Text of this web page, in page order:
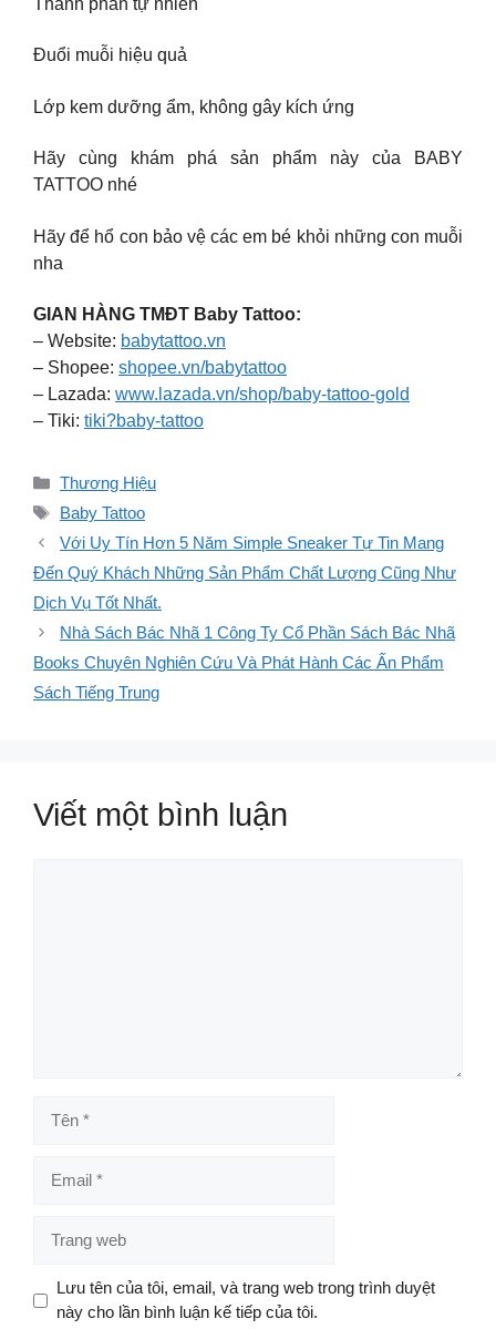
Thành phần tự nhiên
Đuổi muỗi hiệu quả
Lớp kem dưỡng ẩm, không gây kích ứng
Hãy cùng khám phá sản phẩm này của BABY
TATTOO nhé
Hãy để hổ con bảo vệ các em bé khỏi những con muỗi
nha
GIAN HÀNG TMĐT Baby Tattoo:
– Website: babytattoo.vn
– Shopee: shopee.vn/babytattoo
– Lazada: www.lazada.vn/shop/baby-tattoo-gold
– Tiki: tiki?baby-tattoo
Danh
mục
Thương Hiệu
Thẻ
Baby Tattoo
Với Uy Tín Hơn 5 Năm Simple Sneaker Tự Tin Mang
Đến Quý Khách Những Sản Phẩm Chất Lượng Cũng Như
Dịch Vụ Tốt Nhất.
Nhà Sách Bác Nhã 1 Công Ty Cổ Phần Sách Bác Nhã
Books Chuyên Nghiên Cứu Và Phát Hành Các Ấn Phẩm
Sách Tiếng Trung
Viết một bình luận
web
Lưu tên của tôi, email, và trang web trong trình duyệt
này cho lần bình luận kế tiếp của tôi.